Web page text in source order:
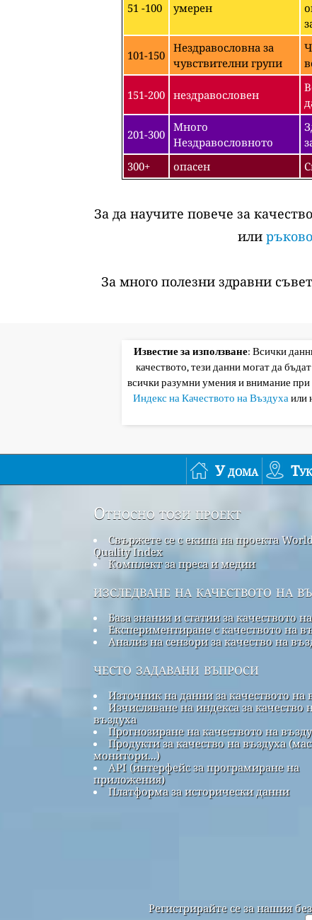
51 -100 умерен
101-150
Нездравословна за
чувствителни групи
151-200 нездравословен
201-300
Много
Нездравословното
300+
опасен
За да научите повече за
или
За много полезни здравни
Известие за използване: Всички
качеството, тези данни могат да
всички разумни умения и внимание
Индекс на Качеството на Въздухаили
У дома Тук
Относно този проект
Свържете се с екипа на проекта
Quality Index
Комплект за преса и медии
изследване на качеството на
База знания и статии за качеството
Експериментиране с качеството на
Анализ на сензори за качество на
често задавани въпроси
Източник на данни за качеството на
Изчисляване на индекса за качество
въздуха
Прогнозиране на качеството на
Продукти за качество на въздуха
монитори...)
API (интерфейс за програмиране на
приложения)
Платформа за исторически данни
Регистрирайте се за нашия